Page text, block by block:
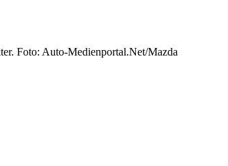
Foto: Auto-Medienportal.Net/Mazda